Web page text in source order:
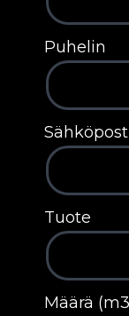
Puhelin
Tuote
Määrä